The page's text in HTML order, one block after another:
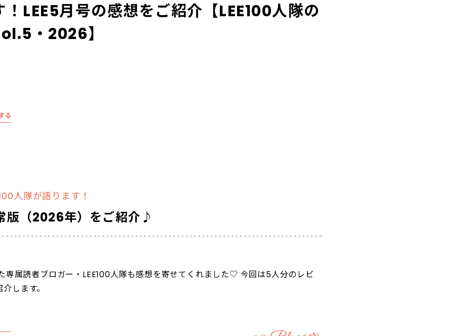
！LEE5月号の感想をご紹介【LEE100人隊の
・2026】
る
人隊が語ります！
版（2026年）をご紹介♪
専属読者ブロガー・LEE100人隊も感想を寄せてくれました♡ 今回は5人分のレビ
します。